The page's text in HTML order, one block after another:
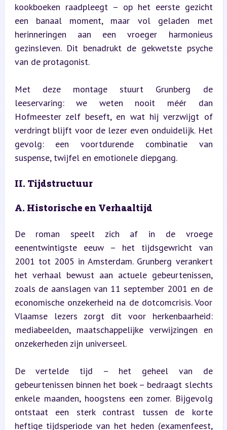
kookboeken raadpleegt – op het eerste gezicht
een banaal moment, maar vol geladen met
herinneringen aan een vroeger harmonieus
gezinsleven. Dit benadrukt de gekwetste psyche
van de protagonist.
Met deze montage stuurt Grunberg de
leeservaring: we weten nooit méér dan
Hofmeester zelf beseft, en wat hij verzwijgt of
verdringt blijft voor de lezer even onduidelijk. Het
gevolg: een voortdurende combinatie van
suspense, twijfel en emotionele diepgang.
II. Tijdstructuur
A. Historische en Verhaaltijd
De roman speelt zich af in de vroege
eenentwintigste eeuw – het tijdsgewricht van
2001 tot 2005 in Amsterdam. Grunberg verankert
het verhaal bewust aan actuele gebeurtenissen,
zoals de aanslagen van 11 september 2001 en de
economische onzekerheid na de dotcomcrisis. Voor
Vlaamse lezers zorgt dit voor herkenbaarheid:
mediabeelden, maatschappelijke verwijzingen en
onzekerheden zijn universeel.
De vertelde tijd – het geheel van de
gebeurtenissen binnen het boek – bedraagt slechts
enkele maanden, hoogstens een zomer. Bijgevolg
ontstaat een sterk contrast tussen de korte
heftige tijdsperiode van het heden (examenfeest,